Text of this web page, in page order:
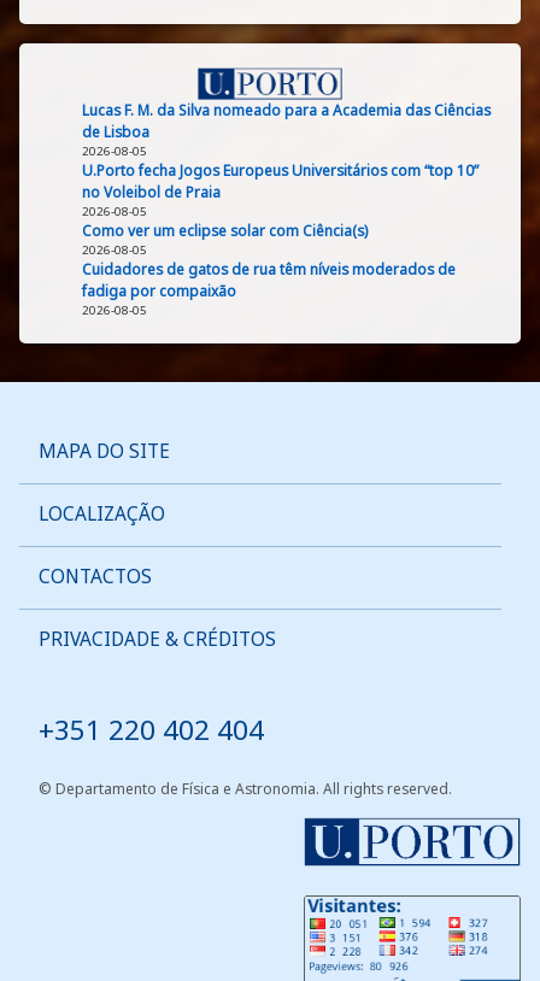
Lucas F. M. da Silva nomeado para a Academia das Ciências
de Lisboa
2026-08-05
U.Porto fecha Jogos Europeus Universitários com “top 10”
no Voleibol de Praia
2026-08-05
Como ver um eclipse solar com Ciência(s)
2026-08-05
Cuidadores de gatos de rua têm níveis moderados de
fadiga por compaixão
2026-08-05
MAPA DO SITE
LOCALIZAÇÃO
CONTACTOS
PRIVACIDADE & CRÉDITOS
Tel:
+351 220 402 404
© Departamento de Física e Astronomia. All rights reserved.